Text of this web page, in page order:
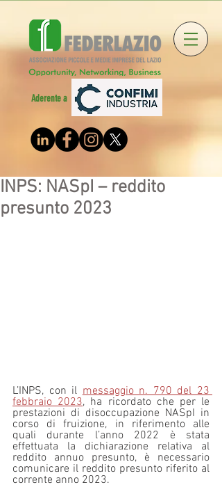
Aderente a
INPS: NASpI – reddito
presunto 2023
L’INPS, con il messaggio n. 790 del 23
febbraio 2023, ha ricordato che per le
prestazioni di disoccupazione NASpI in
corso di fruizione, in riferimento alle
quali durante l’anno 2022 è stata
effettuata la dichiarazione relativa al
reddito annuo presunto, è necessario
comunicare il reddito presunto riferito al
corrente anno 2023.